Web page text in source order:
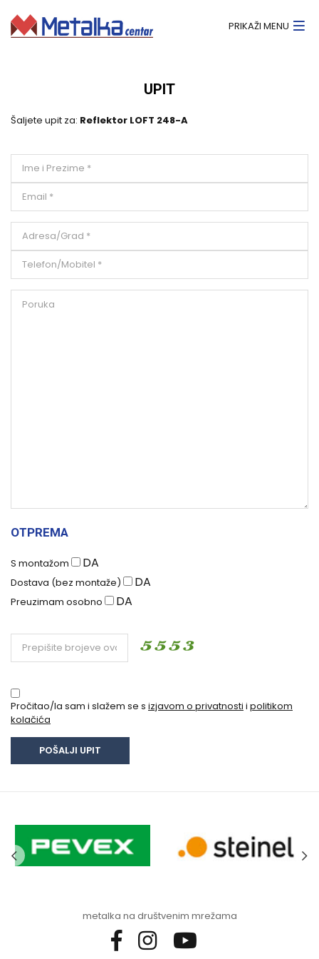
PRIKAŽI MENU
UPIT
Šaljete upit za: Reflektor LOFT 248-A
OTPREMA
S montažom DA
Dostava (bez montaže) DA
Preuzimam osobno DA
Pročitao/la sam i slažem se s izjavom o privatnosti i politikom
kolačića
metalka na društvenim mrežama